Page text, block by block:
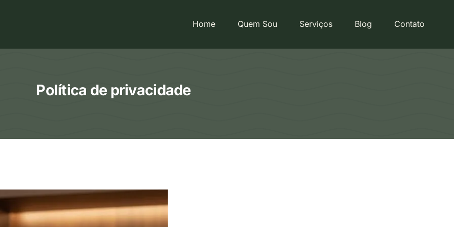
Home Quem Sou Serviços Blog Contato
Política de privacidade